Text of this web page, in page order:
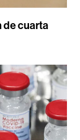
de cuarta